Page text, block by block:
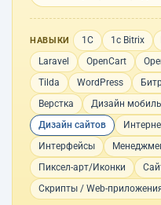
НАВЫКИ 1С 1с Bitrix
Laravel
OpenCart
Tilda
WordPress
Верстка
Дизайн
Дизайн сайтов
Интерфейсы
Пиксел-арт/Иконки
Скрипты / Web-